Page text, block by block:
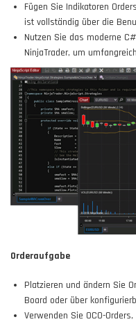
Fügen Sie Indikatoren
ist vollständig über die
Nutzen Sie das moderne
NinjaTrader, um
Orderaufgabe
Platzieren und ändern Sie
Board oder über
Verwenden Sie OCO-